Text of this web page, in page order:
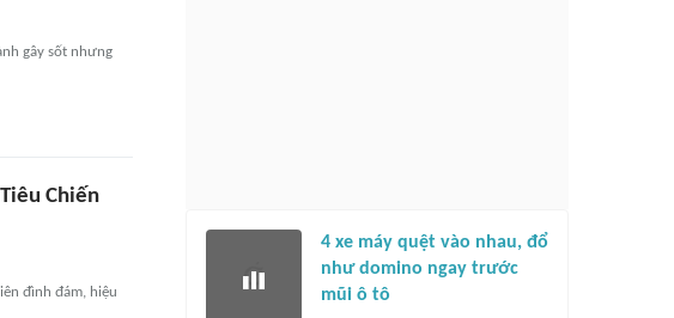
gây sốt nhưng
Chiến
đình đám, hiệu
4 xe máy quệt vào nhau, đổ
như domino ngay trước
mũi ô tô